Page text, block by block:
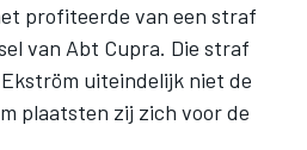
profiteerde van een straf
van Abt Cupra. Die straf
uiteindelijk niet de
plaatsten zij zich voor de